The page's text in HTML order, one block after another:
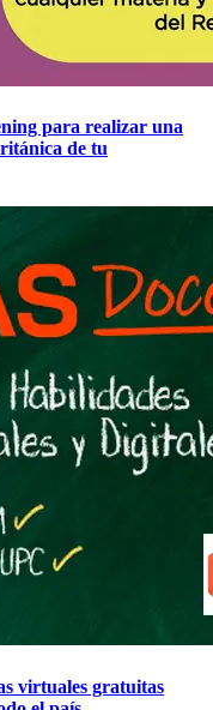
para realizar una
de tu
virtuales gratuitas